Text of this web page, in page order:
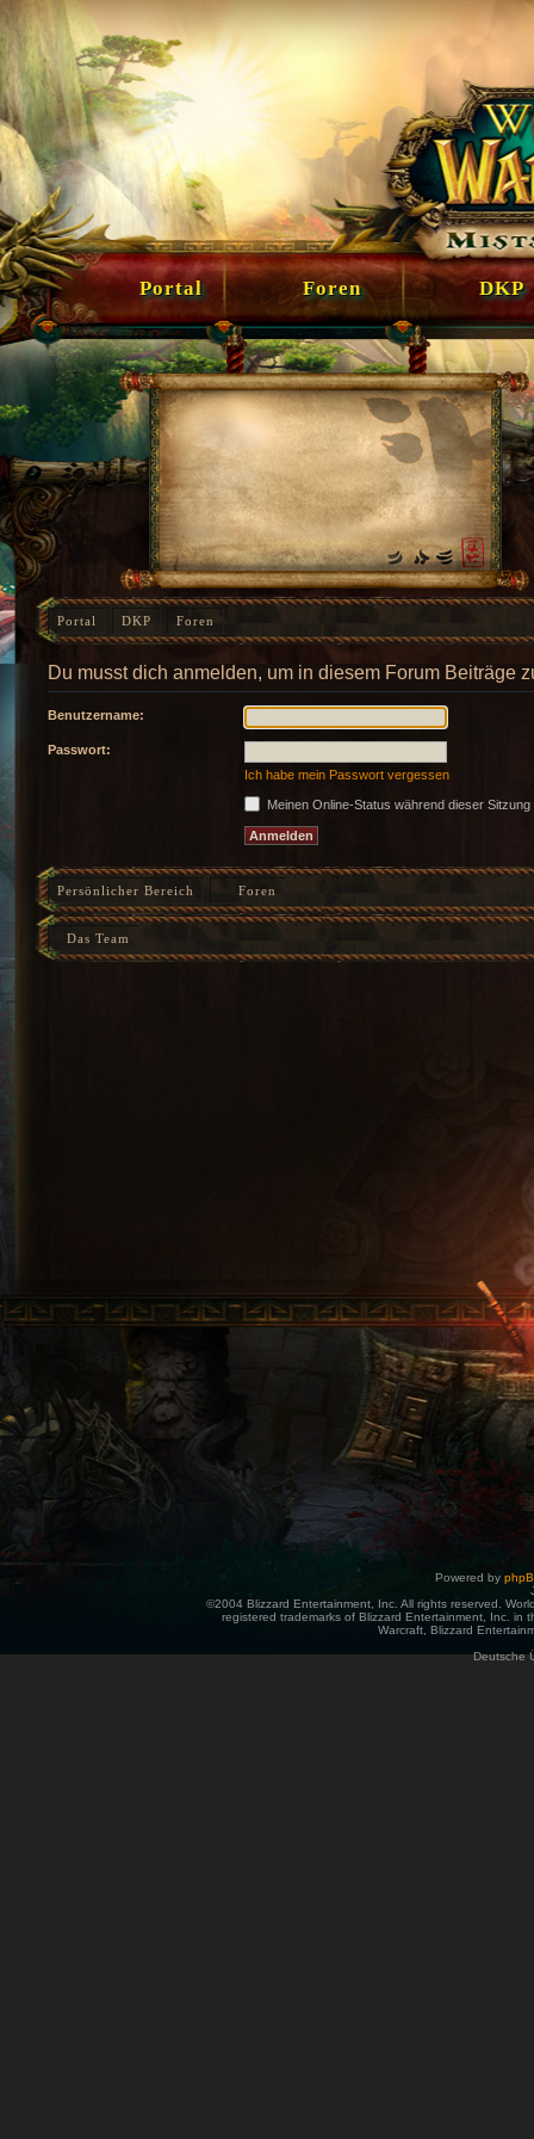
Portal Foren DKP
Portal DKP Foren
Du musst dich anmelden, um in diesem Forum Beiträge
Benutzername:
Passwort:
Ich habe mein Passwort vergessen
Meinen Online-Status während dieser
Persönlicher Bereich Foren
Das Team
Powered by
©2004 Blizzard Entertainment, Inc. All rights reserved.
registered trademarks of Blizzard Entertainment, Inc. in
Warcraft, Blizzard
Deutsche